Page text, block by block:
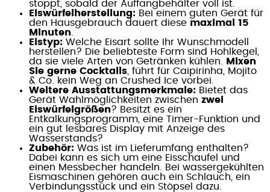
stoppt, sobald der Auffangbehälter voll ist.
Eiswürfelherstellung: Bei einem guten Gerät für
den Hausgebrauch dauert diese maximal 15
Minuten
Eistyp: Welche Eisart sollte Ihr Wunschmodell
herstellen? Die beliebteste Form sind Hohlkegel,
da sie viele Arten von Getränken kühlen.
Mixen
Sie gerne Cocktails , führt für Caipirinha, Mojito
& Co. kein Weg an Crushed Ice vorbei.
Weitere Ausstattungsmerkmale: Bietet das
Gerät Wahlmöglichkeiten zwischen zwei
Eiswürfelgrößen? Besitzt es ein
Entkalkungsprogramm, eine Timer-Funktion und
ein gut lesbares Display mit Anzeige des
Wasserstands?
Zubehör: Was ist im Lieferumfang enthalten?
Dabei kann es sich um eine Eisschaufel und
einen Messbecher handeln. Bei wassergekühlten
Eismaschinen gehören auch ein Schlauch, ein
Verbindungsstück und ein Stöpsel dazu.